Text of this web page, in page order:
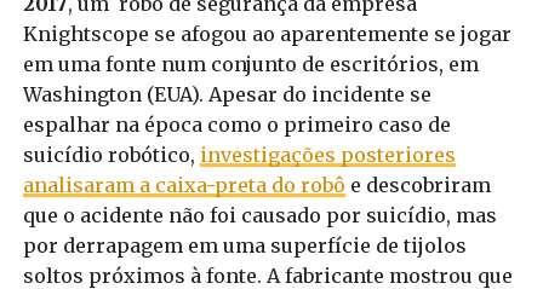
Knightscope se afogou ao aparentemente se jogar
em uma fonte num conjunto de escritórios, em
Washington (EUA). Apesar do incidente se
espalhar na época como o primeiro caso de
suicídio robótico, investigações posteriores
analisaram a caixa-preta do robô e descobriram
que o acidente não foi causado por suicídio, mas
por derrapagem em uma superfície de tijolos
soltos próximos à fonte. A fabricante mostrou que